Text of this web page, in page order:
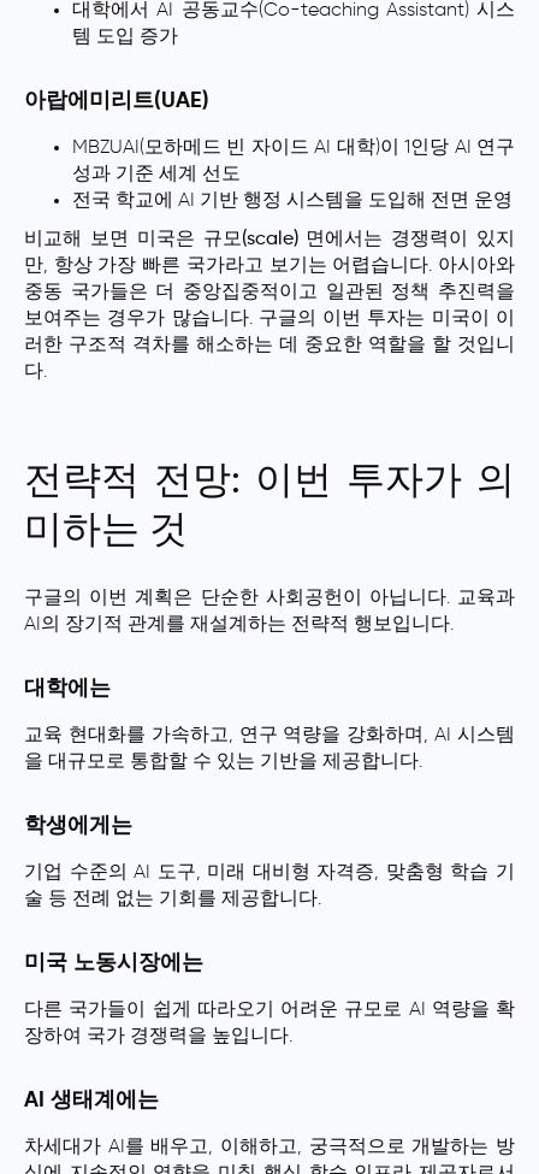
대학에서 AI 공동교수(Co-teaching Assistant) 시스
템 도입 증가
아랍에미리트(UAE)
MBZUAI(모하메드 빈 자이드 AI 대학)이 1인당 AI 연구
성과 기준 세계 선도
전국 학교에 AI 기반 행정 시스템을 도입해 전면 운영
비교해 보면 미국은 규모(scale) 면에서는 경쟁력이 있지
만, 항상 가장 빠른 국가라고 보기는 어렵습니다. 아시아와
중동 국가들은 더 중앙집중적이고 일관된 정책 추진력을
보여주는 경우가 많습니다. 구글의 이번 투자는 미국이 이
러한 구조적 격차를 해소하는 데 중요한 역할을 할 것입니
다.
전략적 전망: 이번 투자가 의
미하는 것
구글의 이번 계획은 단순한 사회공헌이 아닙니다. 교육과
AI의 장기적 관계를 재설계하는 전략적 행보입니다.
대학에는
교육 현대화를 가속하고, 연구 역량을 강화하며, AI 시스템
을 대규모로 통합할 수 있는 기반을 제공합니다.
학생에게는
기업 수준의 AI 도구, 미래 대비형 자격증, 맞춤형 학습 기
술 등 전례 없는 기회를 제공합니다.
미국 노동시장에는
다른 국가들이 쉽게 따라오기 어려운 규모로 AI 역량을 확
장하여 국가 경쟁력을 높입니다.
AI 생태계에는
차세대가 AI를 배우고, 이해하고, 궁극적으로 개발하는 방